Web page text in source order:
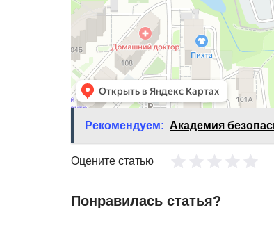
Рекомендуем: Академия
Оцените статью
Понравилась статья?